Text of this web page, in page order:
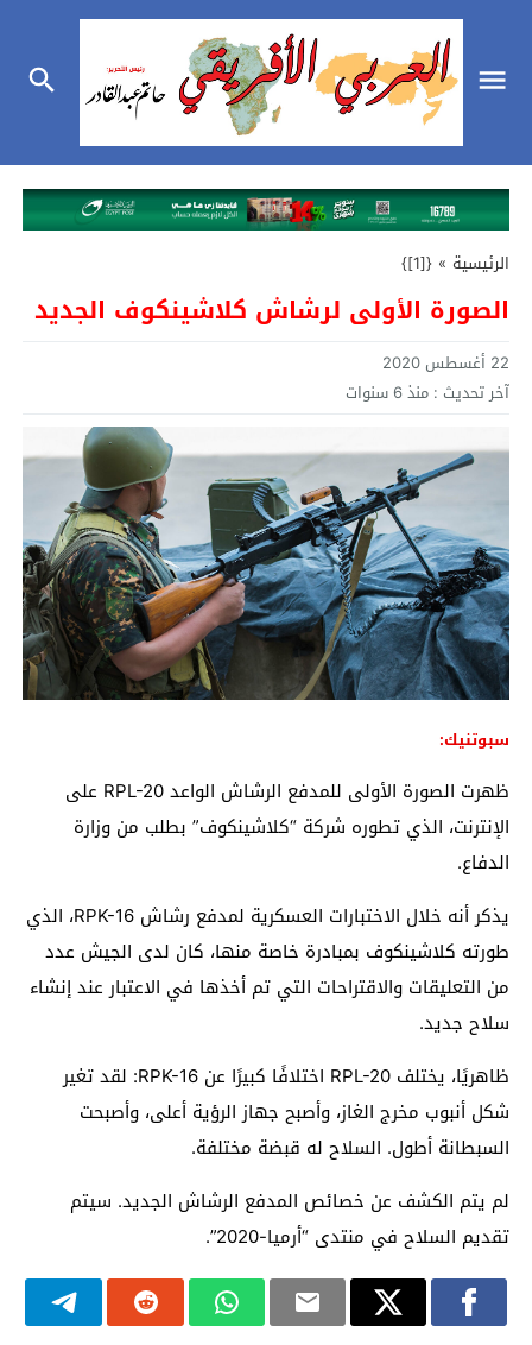
الرئيسية »
{[1]}
الصورة الأولى لرشاش كلاشينكوف الجديد
22 أغسطس 2020
آخر تحديث : منذ 6 سنوات
سبوتنيك:
ظهرت الصورة الأولى للمدفع الرشاش الواعد RPL-20 على
الإنترنت، الذي تطوره شركة “كلاشينكوف” بطلب من وزارة
الدفاع.
يذكر أنه خلال الاختبارات العسكرية لمدفع رشاش RPK-16، الذي
طورته كلاشينكوف بمبادرة خاصة منها، كان لدى الجيش عدد
من التعليقات والاقتراحات التي تم أخذها في الاعتبار عند إنشاء
سلاح جديد.
ظاهريًا، يختلف RPL-20 اختلافًا كبيرًا عن RPK-16: لقد تغير
شكل أنبوب مخرج الغاز، وأصبح جهاز الرؤية أعلى، وأصبحت
السبطانة أطول. السلاح له قبضة مختلفة.
لم يتم الكشف عن خصائص المدفع الرشاش الجديد. سيتم
تقديم السلاح في منتدى “أرميا-2020”.